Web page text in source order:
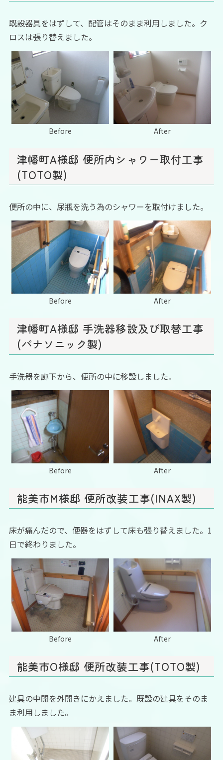
既設器具をはずして、配管はそのまま利用しました。ク
ロスは張り替えました。
Before After
津幡町A様邸 便所内シャワー取付工事
(TOTO製)
便所の中に、尿瓶を洗う為のシャワーを取付けました。
Before After
津幡町A様邸 手洗器移設及び取替工事
(パナソニック製)
手洗器を廊下から、便所の中に移設しました。
Before After
能美市M様邸 便所改装工事(INAX製)
床が痛んだので、便器をはずして床も張り替えました。1
日で終わりました。
Before After
能美市O様邸 便所改装工事(TOTO製)
建具の中開を外開きにかえました。既設の建具をそのま
ま利用しました。